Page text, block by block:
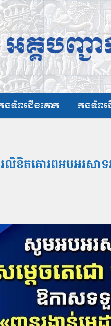
ងទ័ពជើងគោក កងទ័ព
ខិតគោរពអបអរសា